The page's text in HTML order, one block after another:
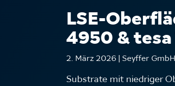
LSE-
4950 & tesa
2. März 2026 | Seyffer
Substrate mit niedriger